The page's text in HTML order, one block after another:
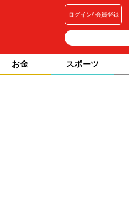
ログイン 会員登録
お金 スポーツ